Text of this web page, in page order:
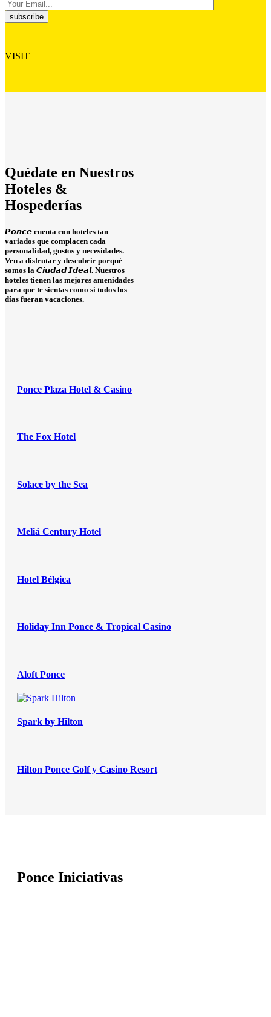
VISIT
Quédate en Nuestros
Hoteles &
Hospederías
𝙋𝙤𝙣𝙘𝙚 cuenta con hoteles tan
variados que complacen cada
personalidad, gustos y necesidades.
Ven a disfrutar y descubrir porqué
somos la 𝘾𝙞𝙪𝙙𝙖𝙙 𝙄𝙙𝙚𝙖𝙡. Nuestros
hoteles tienen las mejores amenidades
para que te sientas como si todos los
días fueran vacaciones.
Ponce Plaza Hotel & Casino
The Fox Hotel
Solace by the Sea
Meliá Century Hotel
Hotel Bélgica
Holiday Inn Ponce & Tropical Casino
Aloft Ponce
Spark by Hilton
Hilton Ponce Golf y Casino Resort
Ponce Iniciativas